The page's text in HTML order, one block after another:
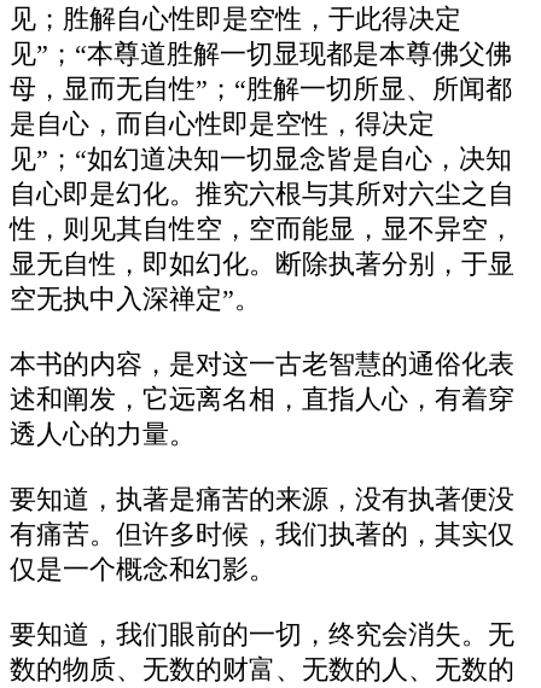
见；胜解自心性即是空性，于此得决定
见”；“本尊道胜解一切显现都是本尊佛父佛
母，显而无自性”；“胜解一切所显、所闻都
是自心，而自心性即是空性，得决定
见”；“如幻道决知一切显念皆是自心，决知
自心即是幻化。推究六根与其所对六尘之自
性，则见其自性空，空而能显，显不异空，
显无自性，即如幻化。断除执著分别，于显
空无执中入深禅定”。
本书的内容，是对这一古老智慧的通俗化表
述和阐发，它远离名相，直指人心，有着穿
透人心的力量。
要知道，执著是痛苦的来源，没有执著便没
有痛苦。但许多时候，我们执著的，其实仅
仅是一个概念和幻影。
要知道，我们眼前的一切，终究会消失。无
数的物质、无数的财富、无数的人、无数的